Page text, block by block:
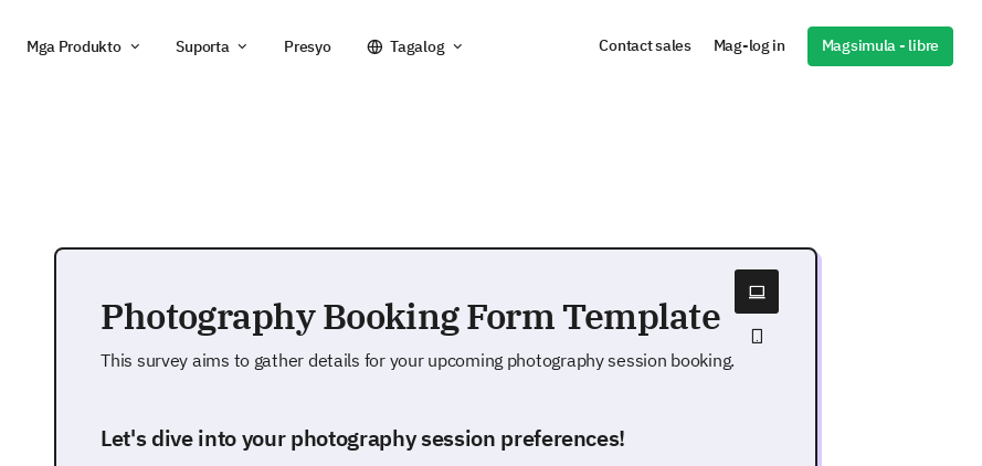
Mga Produkto Suporta Presyo Tagalog Contact sales Mag-log in Magsimula - libre
Photography Booking Form Template
This survey aims to gather details for your upcoming photography session booking.
Let's dive into your photography session preferences!